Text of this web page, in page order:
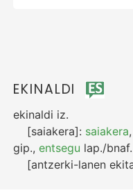
EKINALDI
ekinaldi iz.
[saiakera]: saiakera,
gip.,entsegu lap./bnaf.
[antzerki-lanen